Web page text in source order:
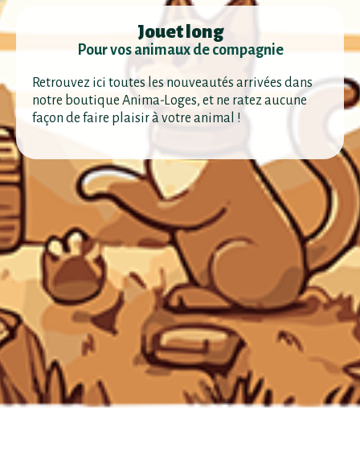
Jouet long
Pour vos animaux de compagnie
Retrouvez ici toutes les nouveautés arrivées dans
notre boutique Anima-Loges, et ne ratez aucune
façon de faire plaisir à votre animal !